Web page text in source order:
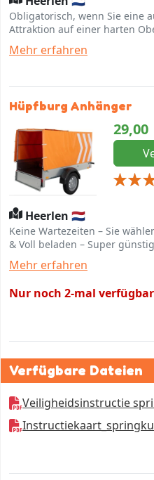
Obligatorisch, wenn Sie eine
Attraktion auf einer harten
Asphalt) platzieren.
Mehr erfahren
Hüpfburg Anhänger
29,00
Heerlen 🇳🇱
Keine Wartezeiten – Sie
& Voll beladen – Super
Mehr erfahren
Nur noch 2-mal verfügbar
Verfügbare Dateien
Veiligheidsinstructie